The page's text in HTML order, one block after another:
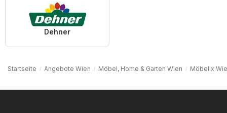
Dehner
Startseite Angebote Wien Möbel, Home & Garten Wien Möbelix